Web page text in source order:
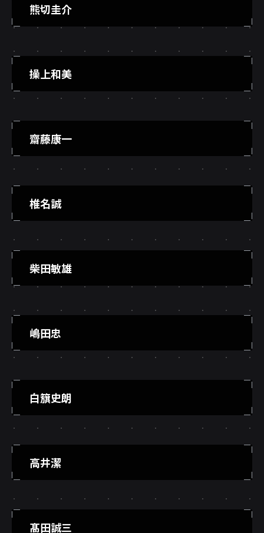
熊切圭介
操上和美
齋藤康一
椎名誠
柴田敏雄
嶋田忠
白簱史朗
高井潔
髙田誠三